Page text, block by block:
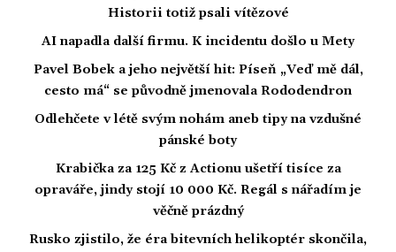
Historii totiž psali vítězové
AI napadla další firmu. K incidentu došlo u Mety
Pavel Bobek a jeho největší hit: Píseň „Veď mě dál,
cesto má“ se původně jmenovala Rododendron
Odlehčete v létě svým nohám aneb tipy na vzdušné
pánské boty
Krabička za 125 Kč z Actionu ušetří tisíce za
opraváře, jindy stojí 10 000 Kč. Regál s nářadím je
věčně prázdný
Rusko zjistilo, že éra bitevních helikoptér skončila,